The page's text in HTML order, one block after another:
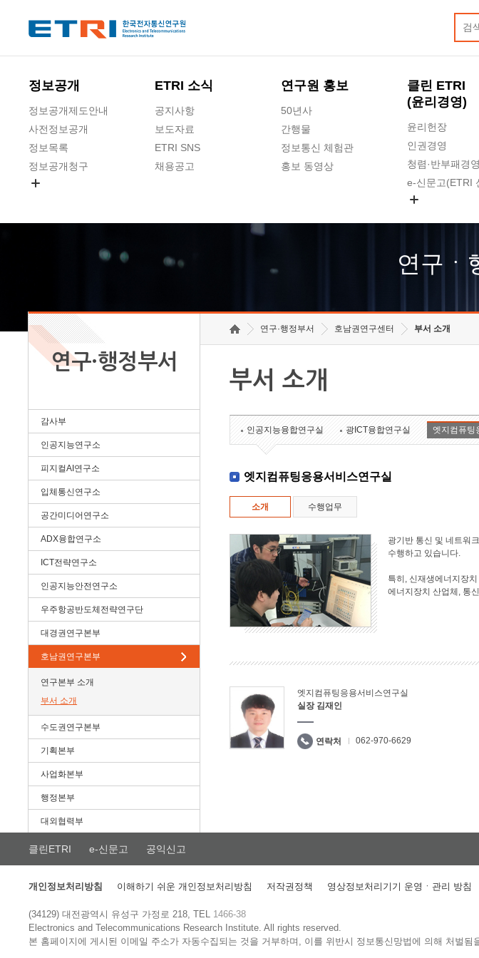
정보공개
정보공개제도안내
사전정보공개
정보목록
정보공개청구
ETRI 소식
공지사항
보도자료
ETRI SNS
채용공고
연구원 홍보
50년사
간행물
정보통신 체험관
홍보 동영상
클린 ETRI
(윤리경영)
윤리헌장
인권경영
청렴·반부패경영
e-신문고(ETRI
고객의소리
수의계약 현황
연구ㆍ
연구·행정부서
감사부
인공지능연구소
피지컬AI연구소
입체통신연구소
공간미디어연구소
ADX융합연구소
ICT전략연구소
인공지능안전연구소
우주항공반도체전략연구단
대경권연구본부
호남권연구본부
연구본부 소개
부서 소개
수도권연구본부
기획본부
사업화본부
행정본부
대외협력부
연구·행정부서 호남권연구센터 부서 소개
부서 소개
인공지능융합연구실 광ICT융합연구실 엣지컴퓨팅
엣지컴퓨팅응용서비스연구실
소개 수행업무
광기반 통신 및 네트워
수행하고 있습니다.
특히, 신재생에너지장
에너지장치 산업체, 통
엣지컴퓨팅응용서비스연구실
실장 김재인
연락처 062-970-6629
클린ETRI e-신문고 공익신고
개인정보처리방침 이해하기 쉬운 개인정보처리방침 저작권정책 영상정보처리기기 운영ㆍ관리 방침
(34129) 대전광역시 유성구 가정로 218, TEL 1466-38
Electronics and Telecommunications Research Institute.All rights reserved.
본 홈페이지에 게시된 이메일 주소가 자동수집되는 것을 거부하며, 이를 위반시 정보통신망법에 의해 처벌됨